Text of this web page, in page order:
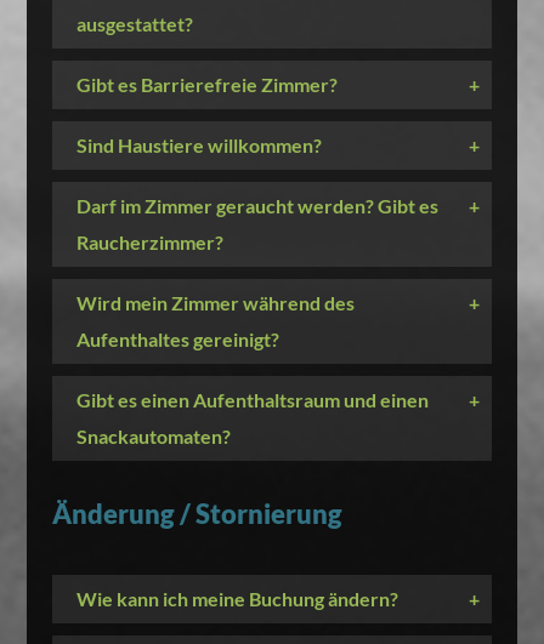
ausgestattet?
Gibt es Barrierefreie Zimmer? +
Sind Haustiere willkommen? +
Darf im Zimmer geraucht werden? Gibt es
Raucherzimmer?
+
Wird mein Zimmer während des
Aufenthaltes gereinigt?
+
Gibt es einen Aufenthaltsraum und einen
Snackautomaten?
+
Änderung / Stornierung
Wie kann ich meine Buchung ändern? +